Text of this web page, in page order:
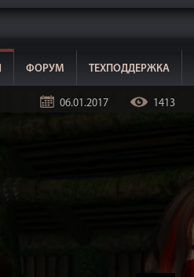
ФОРУМ ТЕХПОДДЕРЖКА
06.01.2017 1413